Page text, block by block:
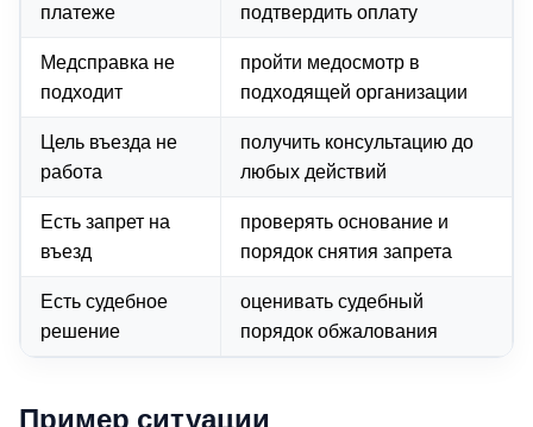
платеже
подтвердить оплату
Медсправка не
подходит
пройти медосмотр в
подходящей организации
Цель въезда не
работа
получить консультацию до
любых действий
Есть запрет на
въезд
проверять основание и
порядок снятия запрета
Есть судебное
решение
оценивать судебный
порядок обжалования
Пример ситуации